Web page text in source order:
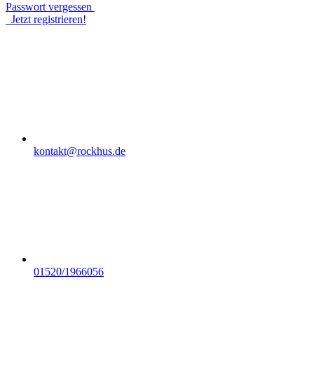
Passwort vergessen
Jetzt registrieren!
kontakt@rockhus.de
01520/1966056